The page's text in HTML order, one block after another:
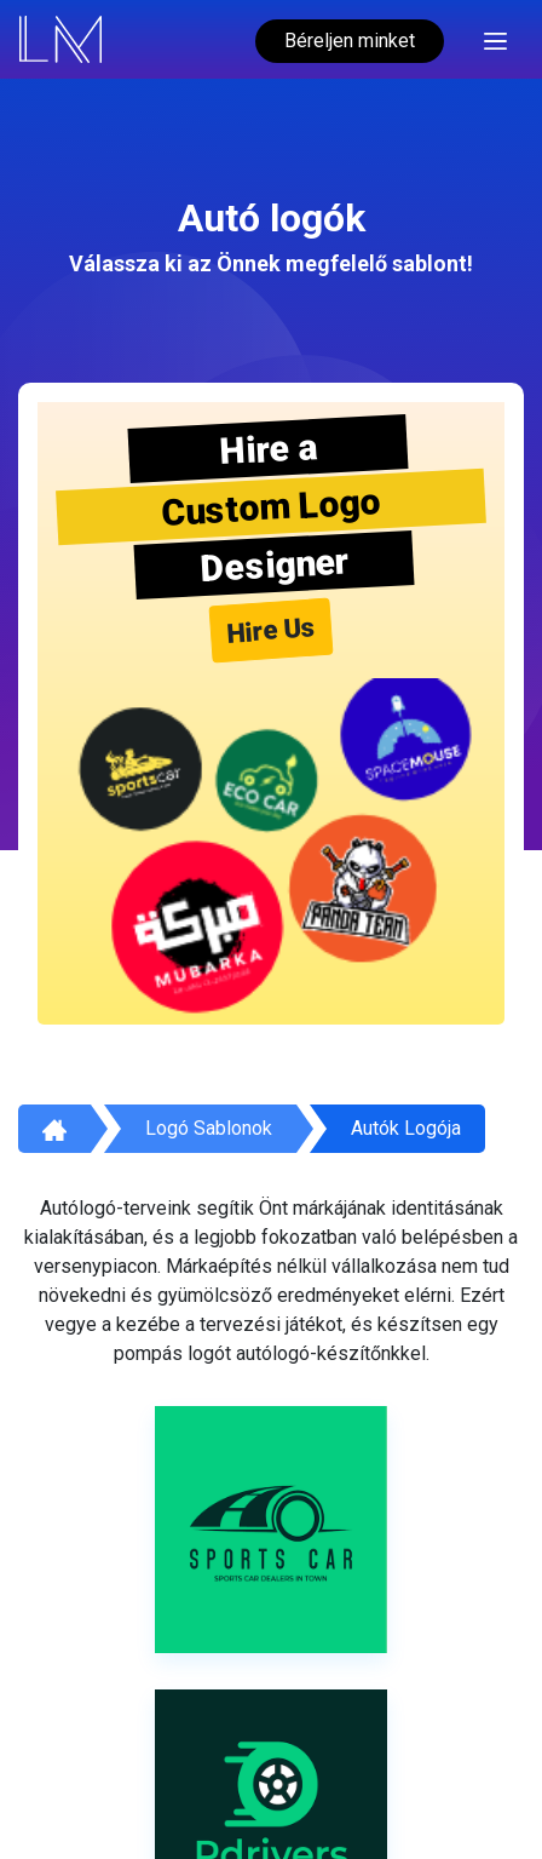
Béreljen minket
Autó logók
Válassza ki az Önnek megfelelő sablont!
Hire a
Custom Logo
Designer
Hire Us
Logó Sablonok Autók Logója
Autólogó-terveink segítik Önt márkájának identitásának
kialakításában, és a legjobb fokozatban való belépésben a
versenypiacon. Márkaépítés nélkül vállalkozása nem tud
növekedni és gyümölcsöző eredményeket elérni. Ezért
vegye a kezébe a tervezési játékot, és készítsen egy
pompás logót autólogó-készítőnkkel.